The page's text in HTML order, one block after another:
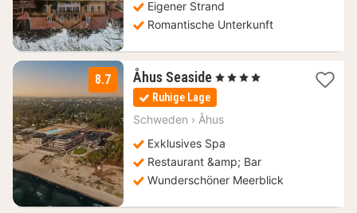
Eigener Strand
Romantische Unterkunft
8.7 Åhus Seaside 1
Nacht
ab
120,60
, 4 Sterne
Ruhige Lage
Schweden › Åhus
Exklusives Spa
Restaurant &amp; Bar
Wunderschöner Meerblick